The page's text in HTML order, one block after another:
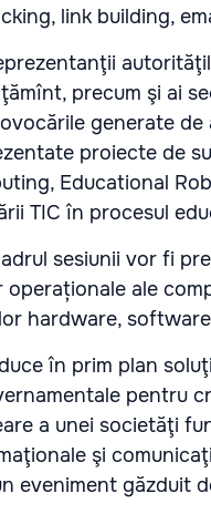
link building,
precum şi ai
generate
proiecte de
Educational
TIC în procesul
sesiunii vor fi
ale
hardware,
în prim plan
pentru
a unei societăţi
şi
eveniment găzduit